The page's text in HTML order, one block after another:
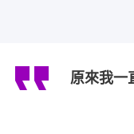
原來我一